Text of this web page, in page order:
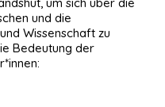
und die
Wissenschaft zu
Bedeutung der